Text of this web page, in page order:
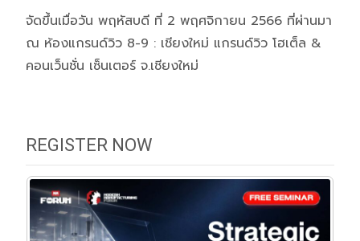
จัดขึ้นเมื่อวัน พฤหัสบดี ที่ 2 พฤศจิกายน 2566 ที่ผ่านมา
ณ ห้องแกรนด์วิว 8-9 : เชียงใหม่ แกรนด์วิว โฮเต็ล &
คอนเว็นชั่น เซ็นเตอร์ จ.เชียงใหม่
REGISTER NOW